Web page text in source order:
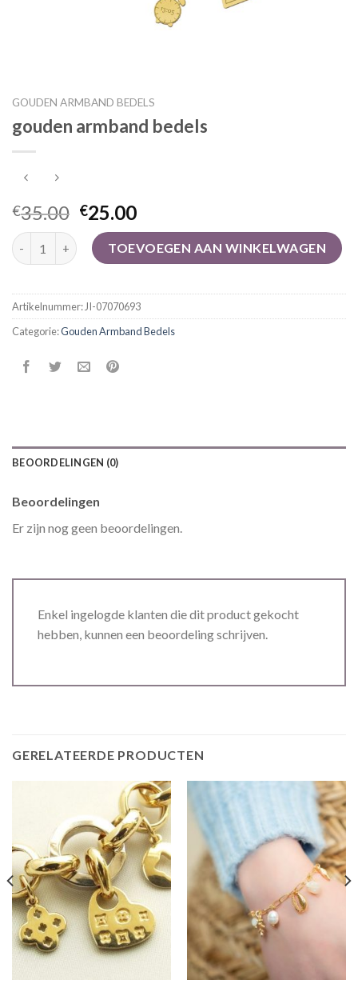
GOUDEN ARMBAND BEDELS
gouden armband bedels
€35.00 €25.00
gouden armband bedels aantalTOEVOEGEN AAN WINKELWAGEN
Artikelnummer:JI-07070693
Categorie:Gouden Armband Bedels
BEOORDELINGEN (0)
Beoordelingen
Er zijn nog geen beoordelingen.
Enkel ingelogde klanten die dit product gekocht
hebben, kunnen een beoordeling schrijven.
GERELATEERDE PRODUCTEN